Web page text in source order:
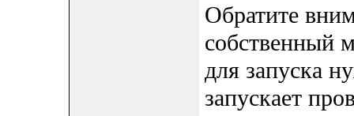
Обратите
собственный
для запуска
запускает